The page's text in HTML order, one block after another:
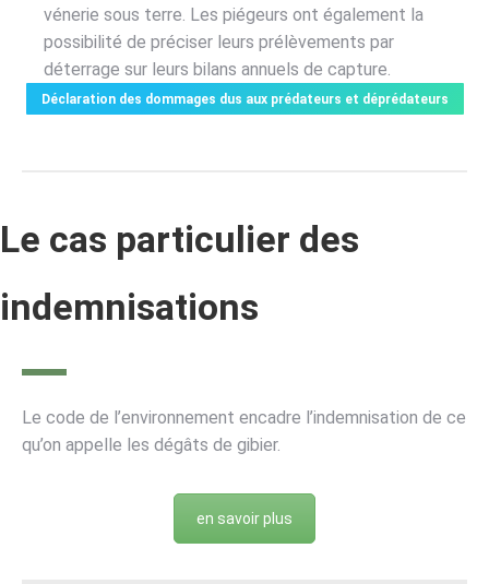
vénerie sous terre. Les piégeurs ont également la
possibilité de préciser leurs prélèvements par
déterrage sur leurs bilans annuels de capture.
Déclaration des dommages dus aux prédateurs et déprédateurs
Le cas particulier des
indemnisations
Le code de l’environnement encadre l’indemnisation de ce
qu’on appelle les dégâts de gibier.
en savoir plus